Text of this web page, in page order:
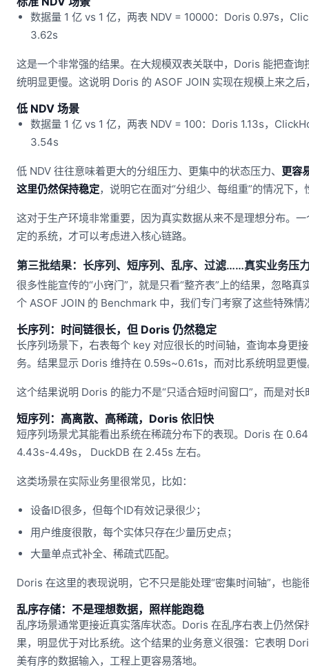
数据量 1 亿 vs 1 亿，两表 NDV = 10000：Doris 0.97s，
3.62s
这是一个非常强的结果。在大规模双表关联中，Doris 能把查询
统明显更慢。这说明 Doris 的 ASOF JOIN 实现在规模上来之
低 NDV 场景
数据量 1 亿 vs 1 亿，两表 NDV = 100：Doris 1.13s，
3.54s
低 NDV 往往意味着更大的分组压力、更集中的状态压力、 更容
这里仍然保持稳定，说明它在面对“分组少、每组重”的情况下
这对于生产环境非常重要，因为真实数据从来不是理想分布。
定的系统，才可以考虑进入核心链路。
第三批结果：长序列、短序列、乱序、过滤……真实业务压
很多性能宣传的“小窍门”，就是只看“整齐表”上的结果，忽略
个 ASOF JOIN 的 Benchmark 中，我们专门考察了这些特殊情
长序列：时间链很长，但 Doris 仍然稳定
长序列场景下，右表每个 key 对应很长的时间轴，查询本身更
务。结果显示 Doris 维持在 0.59s~0.61s，而对比系统明显更慢
这个结果说明 Doris 的能力不是“只适合短时间窗口”，而是对
短序列：高离散、高稀疏，Doris 依旧快
短序列场景尤其能看出系统在稀疏分布下的表现。Doris 在
4.43s-4.49s， DuckDB 在 2.45s 左右。
这类场景在实际业务里很常见，比如：
设备ID很多，但每个ID有效记录很少；
用户维度很散，每个实体只存在少量历史点；
大量单点式补全、稀疏式匹配。
Doris 在这里的表现说明，它不只是能处理“密集时间轴”，也能
乱序存储：不是理想数据，照样能跑稳
乱序场景通常更接近真实落库状态。Doris 在乱序右表上仍然
果，明显优于对比系统。这个结果的业务意义很强：它表明
美有序的数据输入，工程上更容易落地。